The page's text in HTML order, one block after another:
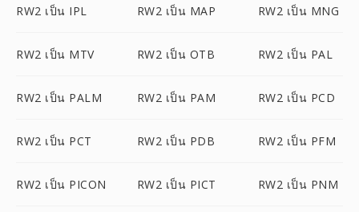
RW2 เป็น IPL RW2 เป็น MAP RW2 เป็น MNG
RW2 เป็น MTV RW2 เป็น OTB RW2 เป็น PAL
RW2 เป็น PALM RW2 เป็น PAM RW2 เป็น PCD
RW2 เป็น PCT RW2 เป็น PDB RW2 เป็น PFM
RW2 เป็น PICON RW2 เป็น PICT RW2 เป็น PNM